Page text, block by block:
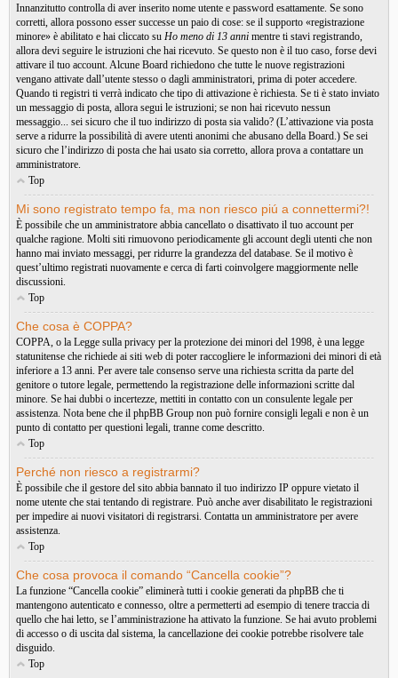
Innanzitutto controlla di aver inserito nome utente e password esattamente. Se sono
corretti, allora possono esser successe un paio di cose: se il supporto «registrazione
minore» è abilitato e hai cliccato su Ho meno di 13 anni mentre ti stavi registrando,
allora devi seguire le istruzioni che hai ricevuto. Se questo non è il tuo caso, forse devi
attivare il tuo account. Alcune Board richiedono che tutte le nuove registrazioni
vengano attivate dall’utente stesso o dagli amministratori, prima di poter accedere.
Quando ti registri ti verrà indicato che tipo di attivazione è richiesta. Se ti è stato inviato
un messaggio di posta, allora segui le istruzioni; se non hai ricevuto nessun
messaggio... sei sicuro che il tuo indirizzo di posta sia valido? (L’attivazione via posta
serve a ridurre la possibilità di avere utenti anonimi che abusano della Board.) Se sei
sicuro che l’indirizzo di posta che hai usato sia corretto, allora prova a contattare un
amministratore.
Top
Mi sono registrato tempo fa, ma non riesco piú a connettermi?!
È possibile che un amministratore abbia cancellato o disattivato il tuo account per
qualche ragione. Molti siti rimuovono periodicamente gli account degli utenti che non
hanno mai inviato messaggi, per ridurre la grandezza del database. Se il motivo è
quest’ultimo registrati nuovamente e cerca di farti coinvolgere maggiormente nelle
discussioni.
Top
Che cosa è COPPA?
COPPA, o la Legge sulla privacy per la protezione dei minori del 1998, è una legge
statunitense che richiede ai siti web di poter raccogliere le informazioni dei minori di età
inferiore a 13 anni. Per avere tale consenso serve una richiesta scritta da parte del
genitore o tutore legale, permettendo la registrazione delle informazioni scritte dal
minore. Se hai dubbi o incertezze, mettiti in contatto con un consulente legale per
assistenza. Nota bene che il phpBB Group non può fornire consigli legali e non è un
punto di contatto per questioni legali, tranne come descritto.
Top
Perché non riesco a registrarmi?
È possibile che il gestore del sito abbia bannato il tuo indirizzo IP oppure vietato il
nome utente che stai tentando di registrare. Può anche aver disabilitato le registrazioni
per impedire ai nuovi visitatori di registrarsi. Contatta un amministratore per avere
assistenza.
Top
Che cosa provoca il comando “Cancella cookie”?
La funzione “Cancella cookie” eliminerà tutti i cookie generati da phpBB che ti
mantengono autenticato e connesso, oltre a permetterti ad esempio di tenere traccia di
quello che hai letto, se l’amministrazione ha attivato la funzione. Se hai avuto problemi
di accesso o di uscita dal sistema, la cancellazione dei cookie potrebbe risolvere tale
disguido.
Top